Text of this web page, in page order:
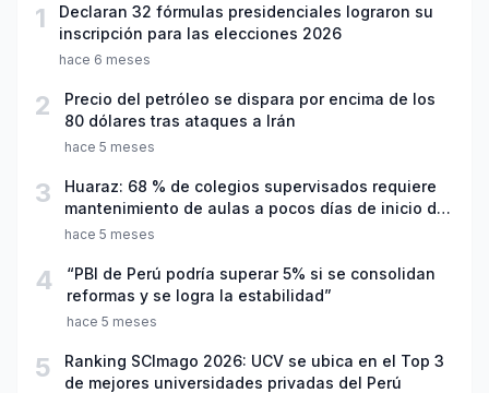
1
Declaran 32 fórmulas presidenciales lograron su
inscripción para las elecciones 2026
hace 6 meses
2
Precio del petróleo se dispara por encima de los
80 dólares tras ataques a Irán
hace 5 meses
3
Huaraz: 68 % de colegios supervisados requiere
mantenimiento de aulas a pocos días de inicio del
año escolar 2026
hace 5 meses
4
“PBI de Perú podría superar 5% si se consolidan
reformas y se logra la estabilidad”
hace 5 meses
5
Ranking SCImago 2026: UCV se ubica en el Top 3
de mejores universidades privadas del Perú